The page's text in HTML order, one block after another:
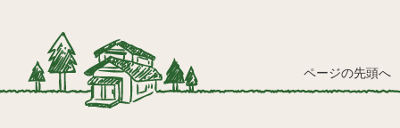
ページの先頭へ